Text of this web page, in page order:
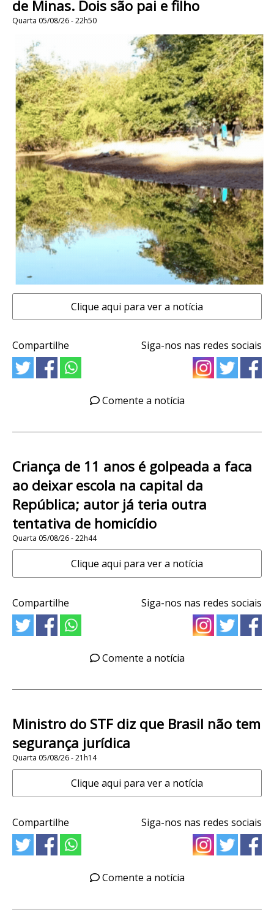
de Minas. Dois são pai e filho
Quarta 05/08/26 - 22h50
Clique aqui para ver a notícia
Compartilhe Siga-nos nas redes sociais
Comente a notícia
Criança de 11 anos é golpeada a faca
ao deixar escola na capital da
República; autor já teria outra
tentativa de homicídio
Quarta 05/08/26 - 22h44
Clique aqui para ver a notícia
Compartilhe Siga-nos nas redes sociais
Comente a notícia
Ministro do STF diz que Brasil não tem
segurança jurídica
Quarta 05/08/26 - 21h14
Clique aqui para ver a notícia
Compartilhe Siga-nos nas redes sociais
Comente a notícia